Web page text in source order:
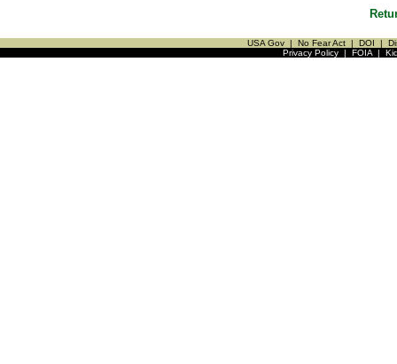
USA Gov | No Fear Act | DOI |
Privacy Policy| FOIA|